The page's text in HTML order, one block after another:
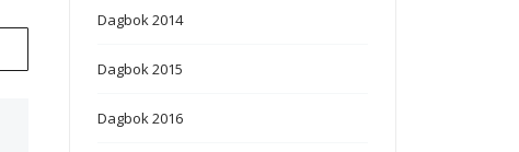
Dagbok 2014
Dagbok 2015
Dagbok 2016